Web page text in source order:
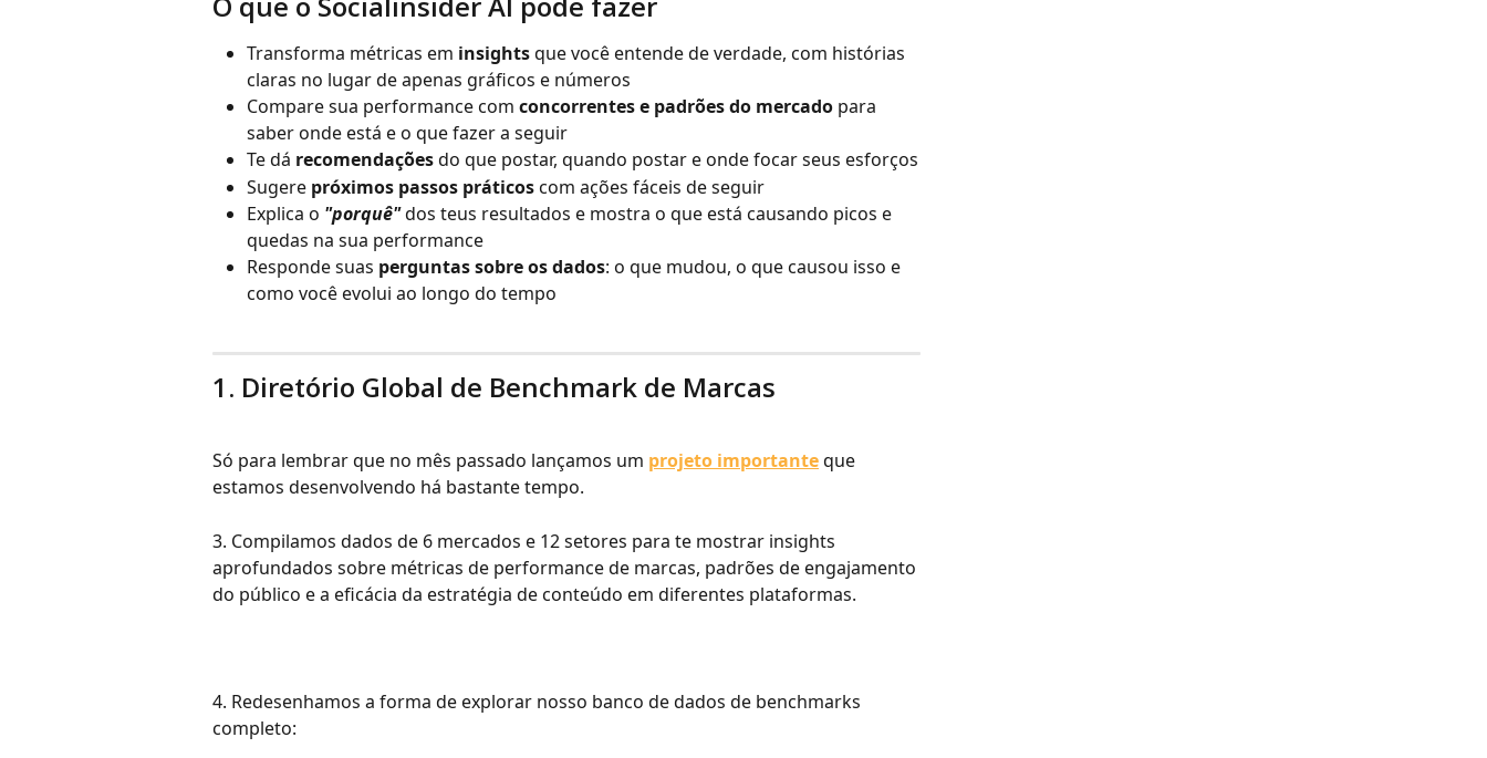
Transforma métricas em insights que você entende de verdade, com histórias
claras no lugar de apenas gráficos e números
Compare sua performance com concorrentes e padrões do mercado para
saber onde está e o que fazer a seguir
Te dá recomendações do que postar, quando postar e onde focar seus esforços
Sugere próximos passos práticos com ações fáceis de seguir
Explica o "porquê" dos teus resultados e mostra o que está causando picos e
quedas na sua performance
Responde suas perguntas sobre os dados: o que mudou, o que causou isso e
como você evolui ao longo do tempo
1. Diretório Global de Benchmark de Marcas
Só para lembrar que no mês passado lançamos um projeto importante que
estamos desenvolvendo há bastante tempo.
3. Compilamos dados de 6 mercados e 12 setores para te mostrar insights
aprofundados sobre métricas de performance de marcas, padrões de engajamento
do público e a eficácia da estratégia de conteúdo em diferentes plataformas.
4. Redesenhamos a forma de explorar nosso banco de dados de benchmarks
completo: